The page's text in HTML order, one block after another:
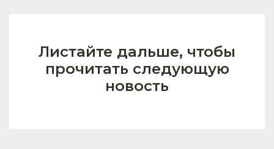
Листайте дальше, чтобы
прочитать следующую
новость